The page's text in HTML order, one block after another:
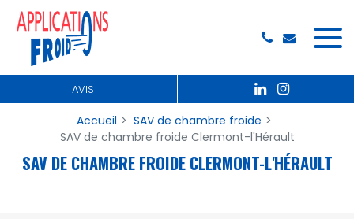
AVIS
Accueil
SAV de chambre froide
SAV de chambre froide Clermont-l'Hérault
SAV DE CHAMBRE FROIDE CLERMONT-L'HÉRAULT
Panneau de gestion des cookies